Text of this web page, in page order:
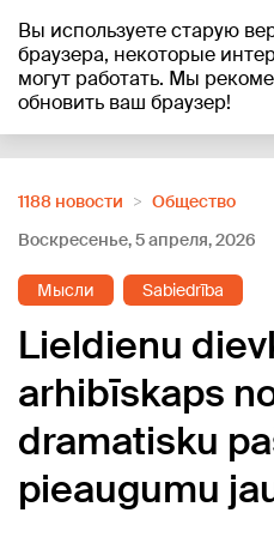
Вы используете старую
браузера, некоторые
могут работать. Мы
обновить ваш браузер!
+21°C
1188 новости
Oбщество
Воскресенье, 5 апреля, 2026
Мысли Sabiedrība
Lieldienu
arhibīskaps
dramatisku
pieaugumu